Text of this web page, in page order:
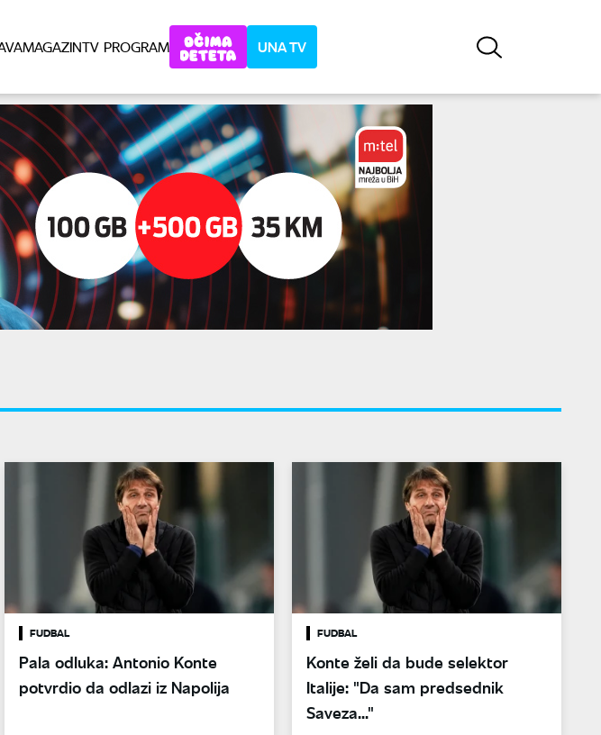
MAGAZINTV PROGRAM UNA TV
FUDBAL
Pala odluka: Antonio Konte
potvrdio da odlazi iz Napolija
FUDBAL
Konte želi da bude selektor
Italije: "Da sam predsednik
Saveza..."